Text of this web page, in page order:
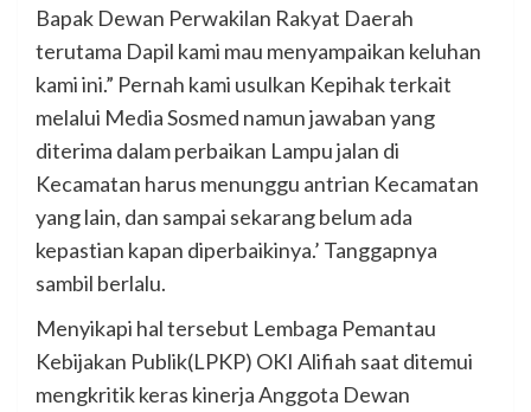
Bapak Dewan Perwakilan Rakyat Daerah
terutama Dapil kami mau menyampaikan keluhan
kami ini.” Pernah kami usulkan Kepihak terkait
melalui Media Sosmed namun jawaban yang
diterima dalam perbaikan Lampu jalan di
Kecamatan harus menunggu antrian Kecamatan
yang lain, dan sampai sekarang belum ada
kepastian kapan diperbaikinya.’ Tanggapnya
sambil berlalu.
Menyikapi hal tersebut Lembaga Pemantau
Kebijakan Publik(LPKP) OKI Alifiah saat ditemui
mengkritik keras kinerja Anggota Dewan